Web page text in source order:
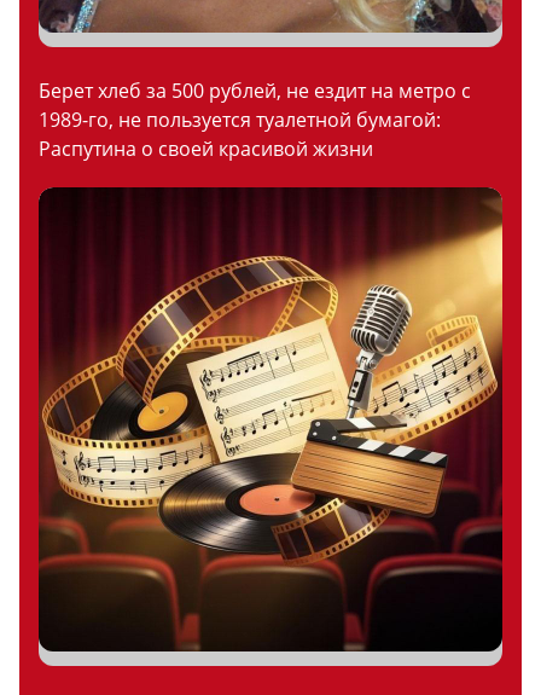
Берет хлеб за 500 рублей, не ездит на метро с
1989-го, не пользуется туалетной бумагой:
Распутина о своей красивой жизни